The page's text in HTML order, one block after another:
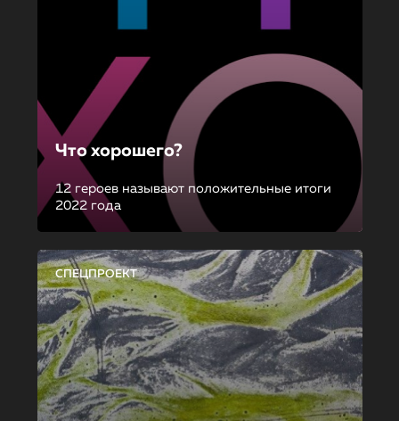
Что хорошего?
12 героев называют положительные итоги
2022 года
СПЕЦПРОЕКТ